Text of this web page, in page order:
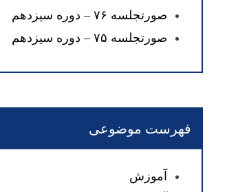
صورتجلسه ۷۶ – دوره سیزدهم
صورتجلسه ۷۵ – دوره سیزدهم
فهرست موضوعی
آموزش